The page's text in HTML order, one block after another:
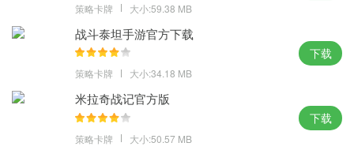
策略卡牌 大小:59.38 MB
战斗泰坦手游官方下载
策略卡牌 大小:34.18 MB
下载
米拉奇战记官方版
策略卡牌 大小:50.57 MB
下载